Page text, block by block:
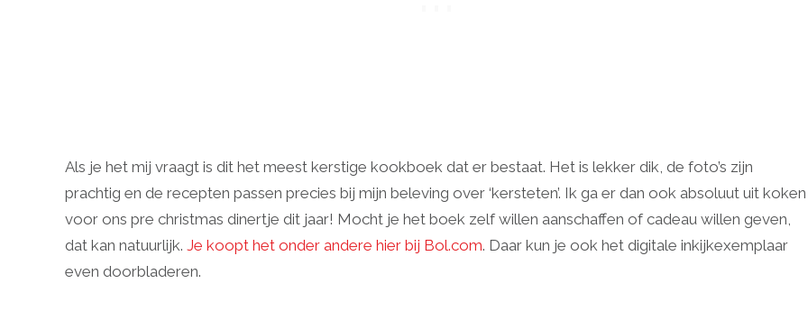
Als je het mij vraagt is dit het meest kerstige kookboek dat er bestaat. Het is lekker dik, de foto’s zijn
prachtig en de recepten passen precies bij mijn beleving over ‘kersteten’. Ik ga er dan ook absoluut uit koken
voor ons pre christmas dinertje dit jaar! Mocht je het boek zelf willen aanschaffen of cadeau willen geven,
dat kan natuurlijk. Je koopt het onder andere hier bij Bol.com. Daar kun je ook het digitale inkijkexemplaar
even doorbladeren.